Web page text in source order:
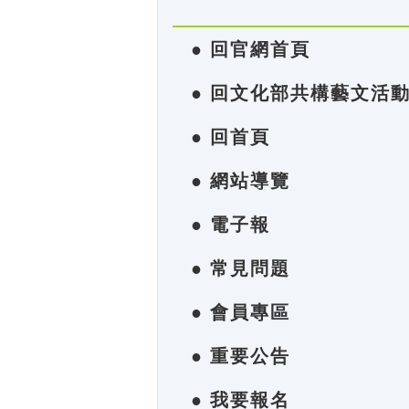
● 回官網首頁
● 回文化部共構藝文活
● 回首頁
● 網站導覽
● 電子報
● 常見問題
● 會員專區
● 重要公告
● 我要報名